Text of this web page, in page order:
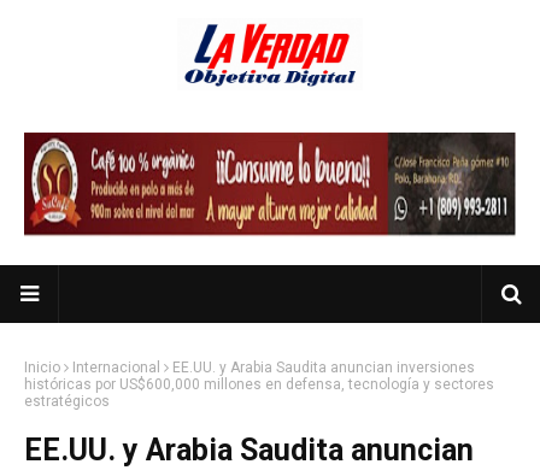
Inicio Internacional
EE.UU. y Arabia Saudita anuncian inversiones
históricas por US$600,000 millones en defensa, tecnología y sectores
estratégicos
EE.UU. y Arabia Saudita anuncian